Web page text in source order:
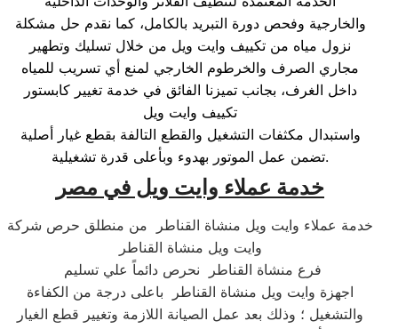
والخارجية وفحص دورة التبريد بالكامل، كما نقدم حل مشكلة
نزول مياه من تكييف وايت ويل من خلال تسليك وتطهير
مجاري الصرف والخرطوم الخارجي لمنع أي تسريب للمياه
داخل الغرف، بجانب تميزنا الفائق في خدمة تغيير كابستور
تكييف وايت ويل
واستبدال مكثفات التشغيل والقطع التالفة بقطع غيار أصلية
تضمن عمل الموتور بهدوء وبأعلى قدرة تشغيلية.
خدمة عملاء وايت ويل في مصر
خدمة عملاء وايت ويل منشاة القناطر من منطلق حرص شركة
وايت ويل منشاة القناطر
فرع منشاة القناطر نحرص دائماً علي تسليم
اجهزة وايت ويل منشاة القناطر باعلى درجة من الكفاءة
والتشغيل ؛ وذلك بعد عمل الصيانة اللازمة وتغيير قطع الغيار